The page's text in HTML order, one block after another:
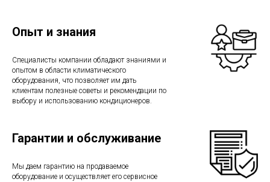
Опыт и знания
Специалисты компании обладают знаниями и
опытом в области климатического
оборудования, что позволяет им дать
клиентам полезные советы и рекомендации по
выбору и использованию кондиционеров.
Гарантии и обслуживание
Мы даем гарантию на продаваемое
оборудование и осуществляет его сервисное